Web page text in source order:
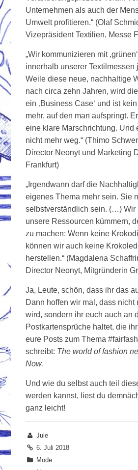
Unternehmen als auch der
Umwelt profitieren.“ (Olaf
Vizepräsident Textilien, Messe
„Wir kommunizieren mit
innerhalb unserer Textilmessen
Weile diese neue, nachhaltige
nach circa zehn Jahren, wird
ein ‚Business Case‘ und ist
mehr, auf den man aufspringt.
eine klare Marschrichtung. Und
nicht mehr weg.“ (Thimo
Director Neonyt und Marketing
Frankfurt)
„Irgendwann darf die
eigenes Thema mehr sein. Sie
selbstverständlich sein. (…) Wir
unsere Ressourcen kümmern,
zu machen: Wenn keine
können wir auch keine
herstellen.“ (Magdalena
Director Neonyt, Mitgründerin
Ja, Leute, schön, dass ihr das
Dann hoffen wir mal, dass nicht
wird, sondern ihr euch auch an
Postkartensprüche haltet, die
eure Posts zum Thema
schreibt: The world of fashion
Now.
Und wie du selbst auch teil
werden kannst, liest du
ganz leicht!
Jule
6. Juli 2018
Mode